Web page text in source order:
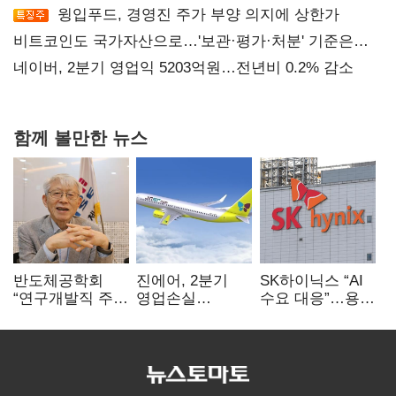
윙입푸드, 경영진 주가 부양 의지에 상한가
비트코인도 국가자산으로…'보관·평가·처분' 기준은
숙제
네이버, 2분기 영업익 5203억원…전년비 0.2% 감소
함께 볼만한 뉴스
반도체공학회
“연구개발직 주
개선해야”
진에어, 2분기
영업손실
상승 여파
SK하이닉스 “AI
수요 대응”…용인
투자